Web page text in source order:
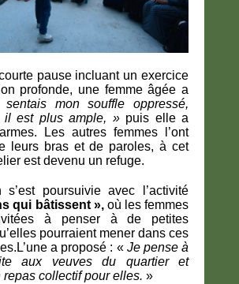
pause incluant un exercice
profonde, une femme âgée a
sentais mon souffle oppressé,
il est plus ample, » puis elle a
Les autres femmes l’ont
leurs bras et de paroles, à cet
est devenu un refuge.
s’est poursuivie avec l’activité
qui bâtissent »,où les femmes
à penser à de petites
pourraient mener dans ces
a proposé : « Je pense à
aux veuves du quartier et
repas collectif pour elles. »